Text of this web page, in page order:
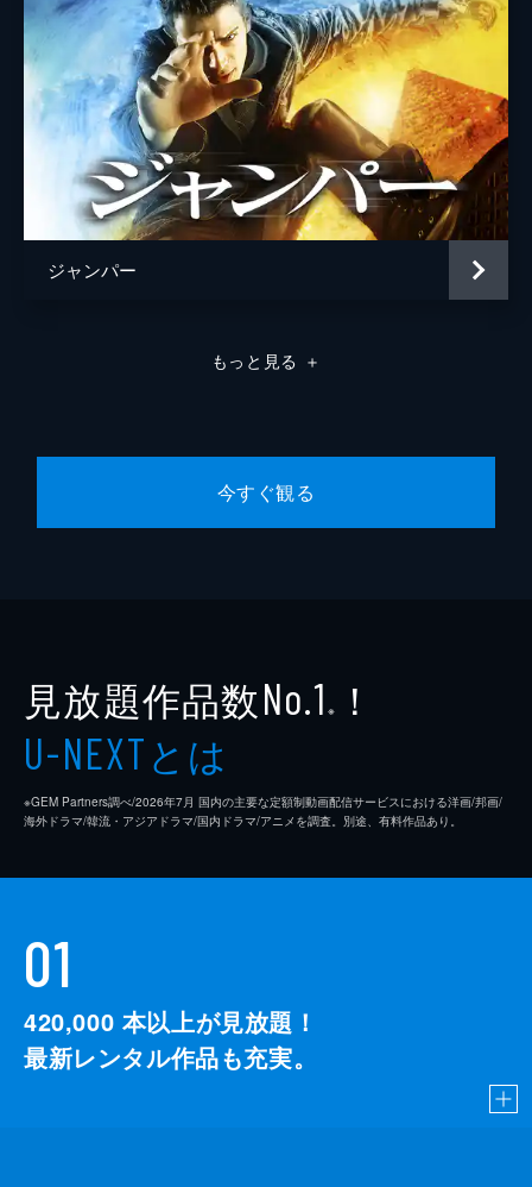
ジャンパー
もっと見る ＋
今すぐ観る
見放題作品数No.1 ※ ！
U-NEXTとは
※GEM Partners調べ/2026年7⽉ 国内の主要な定額制動画配信サービスにおける洋画/邦画/
海外ドラマ/韓流・アジアドラマ/国内ドラマ/アニメを調査。別途、有料作品あり。
01
420,000 本以上が見放題！
最新レンタル作品も充実。